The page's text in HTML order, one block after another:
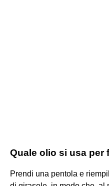
Quale olio si usa per
Prendi una pentola e